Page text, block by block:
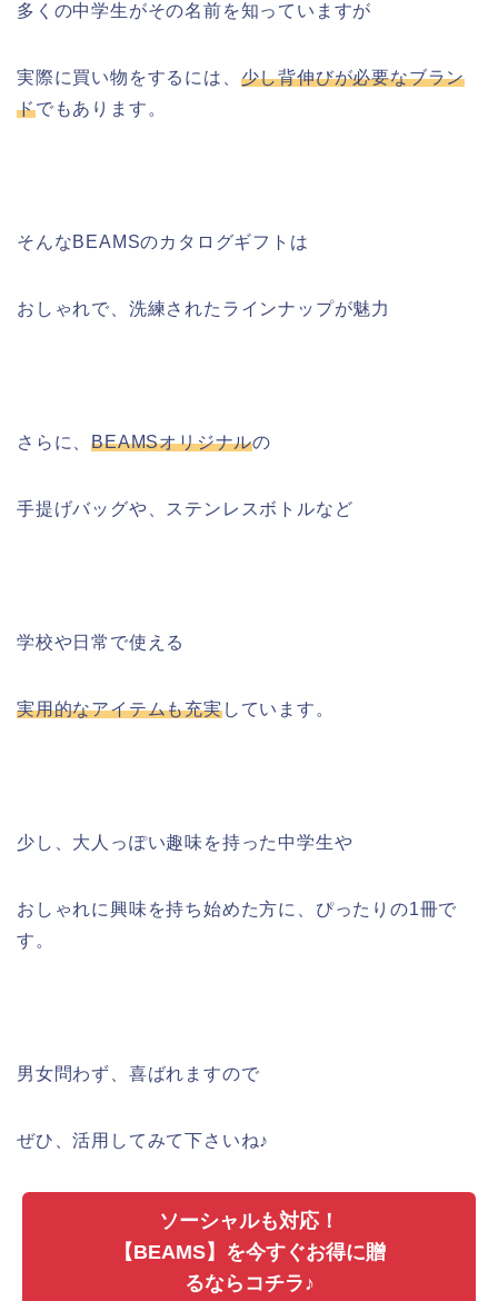
多くの中学生がその名前を知っていますが
実際に買い物をするには、 少し背伸びが必要なブラン
ドでもあります。
そんなBEAMSのカタログギフトは
おしゃれで、洗練されたラインナップが魅力
さらに、BEAMSオリジナルの
手提げバッグや、ステンレスボトルなど
学校や日常で使える
実用的なアイテムも充実しています。
少し、大人っぽい趣味を持った中学生や
おしゃれに興味を持ち始めた方に、ぴったりの1冊で
す。
男女問わず、喜ばれますので
ぜひ、活用してみて下さいね♪
ソーシャルも対応！
【BEAMS】を今すぐお得に贈
るならコチラ♪